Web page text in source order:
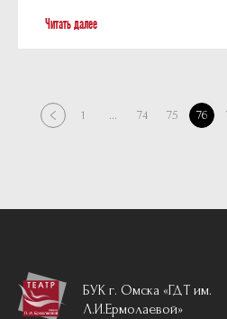
Читать далее
1 ... 74 75 76
БУК г. Омска «ГДТ им.
Л.И.Ермолаевой»